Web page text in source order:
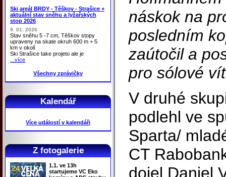
Ski areál BRDY - Těškov - Strašice +
aktuální stav sněhu a lyžařských
stop 2026
9. 01. 2026
Stav sněhu 5 -7 cm, Těškov stopy
upraveny na skate okruh 600 m + 5
km v okolí
Ski Strašice take projeto ale je
...více
Všechny zprávičky
Kalendář
Více událostí v kalendáři
Z fotogalerie
1.1. ve 13h
startujeme VC Eko
náskok na
posledním
zaútočil a
pro sólové
V druhé
podlehl ve
Sparta/
CT
dojel Daniel